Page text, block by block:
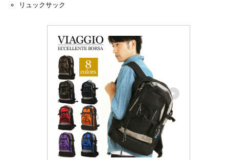
リュックサック